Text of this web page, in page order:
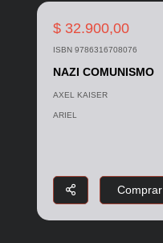
$ 32.900,00
ISBN 9786316708076
NAZI COMUNISMO
AXEL KAISER
ARIEL
Comprar